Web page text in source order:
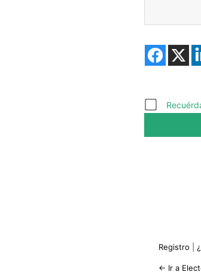
Registro
← Ir a